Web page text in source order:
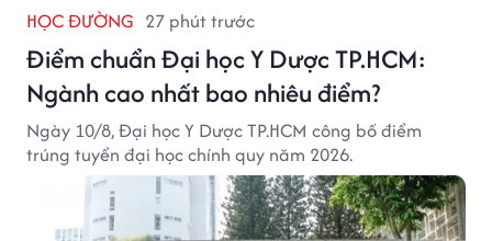
HỌC ĐƯỜNG 27 phút trước
Điểm chuẩn Đại học Y Dược TP.HCM:
Ngành cao nhất bao nhiêu điểm?
Ngày 10/8, Đại học Y Dược TP.HCM công bố điểm
trúng tuyển đại học chính quy năm 2026.